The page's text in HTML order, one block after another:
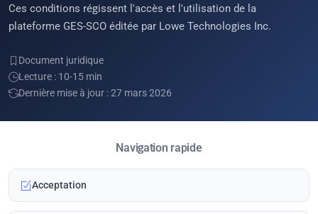
Ces conditions régissent l'accès et l'utilisation de la
plateforme GES-SCO éditée par Lowe Technologies Inc.
Document juridique
Lecture : 10-15 min
Dernière mise à jour : 27 mars 2026
Navigation rapide
Acceptation